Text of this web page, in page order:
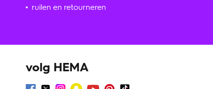
ruilen en retourneren
volg HEMA